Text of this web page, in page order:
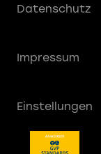
Datenschutz
Impressum
Einstellungen